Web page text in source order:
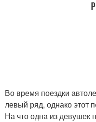
Во время поездки
левый ряд, однако этот
На что одна из девушек